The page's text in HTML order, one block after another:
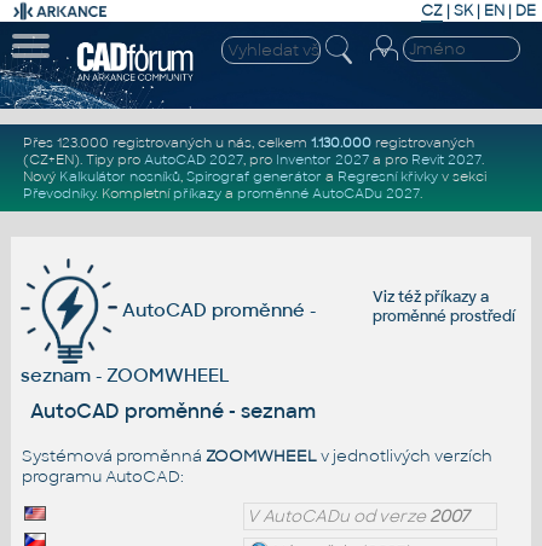
CZ | SK| EN | DE
Přes 123.000 registrovaných u nás, celkem 1.130.000registrovaných
(CZ+EN). Tipy pro AutoCAD 2027, pro Inventor 2027a pro Revit 2027.
Nový Kalkulátor nosníků, Spirograf generátor a Regresní křivkyv sekci
Převodníky. Kompletní příkazya proměnné AutoCADu 2027.
Viz téžpříkazya
proměnné prostředí
AutoCAD proměnné -
seznam - ZOOMWHEEL
AutoCAD proměnné - seznam
Systémová proměnná ZOOMWHEELv jednotlivých verzích
programu AutoCAD:
V AutoCADu od verze2007